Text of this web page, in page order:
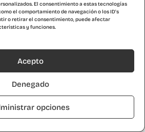
El consentimiento a estas tecnologías
el comportamiento de navegación o los ID's
o retirar el consentimiento, puede afectar
y funciones.
Acepto
Denegado
opciones
trato a la infancia: Cómo
protectora» , organizadas
y EDUCO, entidad
Iniciativa Social ●
de cookies●Política de
de datos